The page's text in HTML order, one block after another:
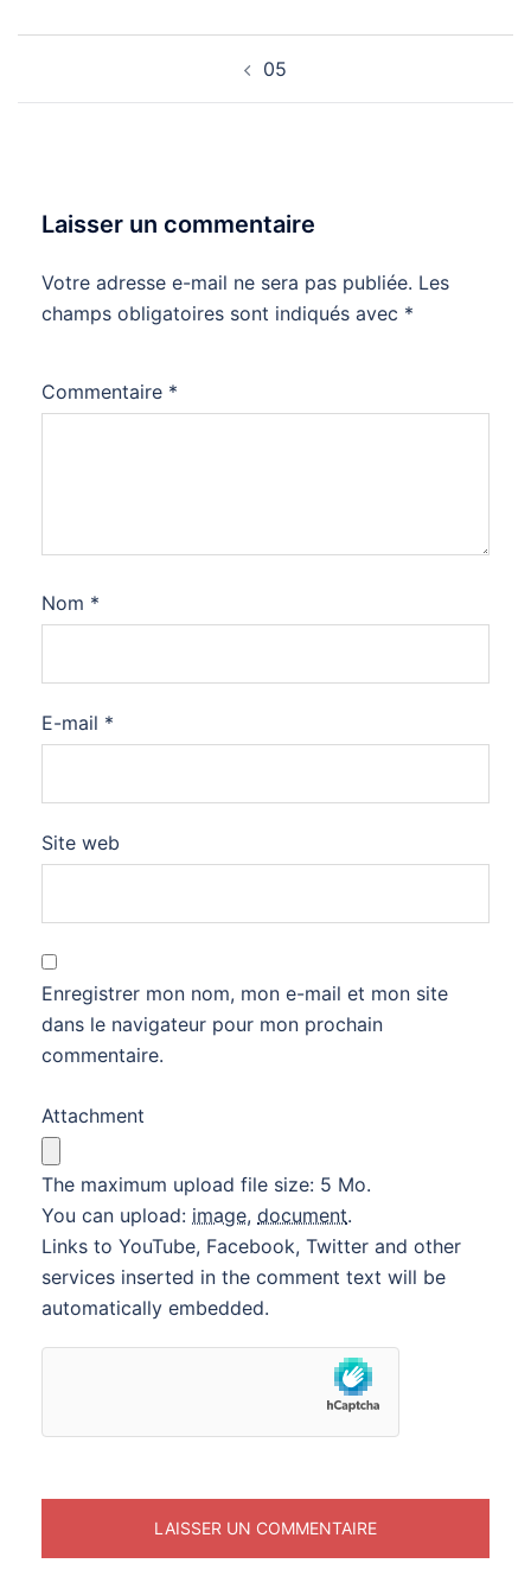
05
Laisser un commentaire
Votre adresse e-mail ne sera pas publiée. Les
champs obligatoires sont indiqués avec *
Commentaire *
Nom *
E-mail *
Site web
Enregistrer mon nom, mon e-mail et mon site
dans le navigateur pour mon prochain
commentaire.
Attachment
The maximum upload file size: 5 Mo.
You can upload: image, document.
Links to YouTube, Facebook, Twitter and other
services inserted in the comment text will be
automatically embedded.